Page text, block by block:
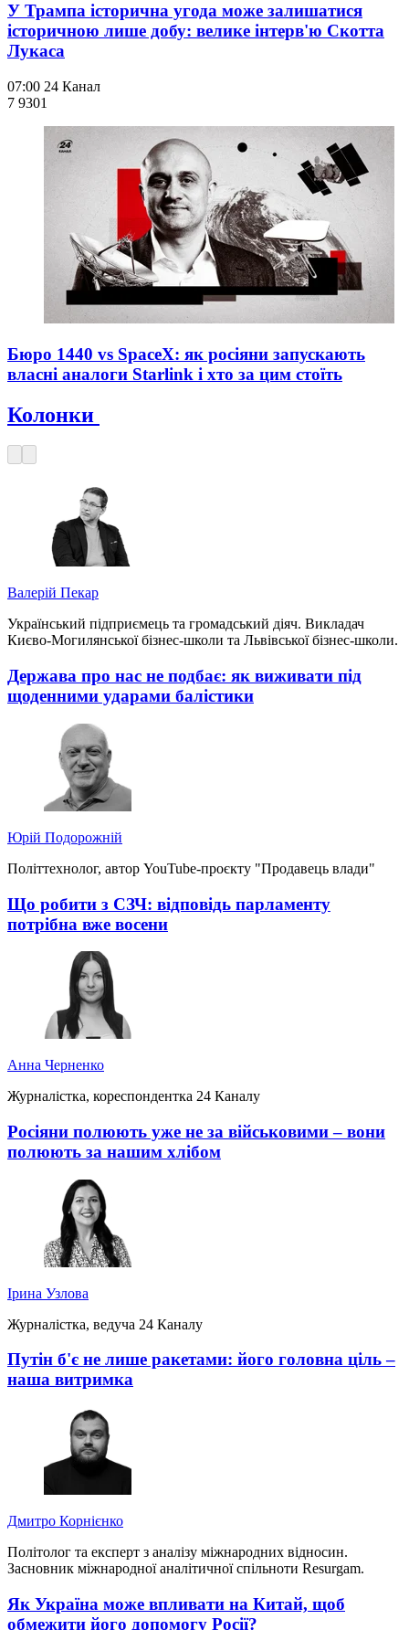
У Трампа історична угода може залишатися
історичною лише добу: велике інтерв'ю Скотта
Лукаса
07:00 24 Канал
7 9301
Бюро 1440 vs SpaceX: як росіяни запускають
власні аналоги Starlink і хто за цим стоїть
Колонки
Валерій Пекар
Український підприємець та громадський діяч. Викладач
Києво-Могилянської бізнес-школи та Львівської бізнес-школи.
Держава про нас не подбає: як виживати під
щоденними ударами балістики
Юрій Подорожній
Політтехнолог, автор YouTube-проєкту "Продавець влади"
Що робити з СЗЧ: відповідь парламенту
потрібна вже восени
Анна Черненко
Журналістка, кореспондентка 24 Каналу
Росіяни полюють уже не за військовими – вони
полюють за нашим хлібом
Ірина Узлова
Журналістка, ведуча 24 Каналу
Путін б'є не лише ракетами: його головна ціль –
наша витримка
Дмитро Корнієнко
Політолог та експерт з аналізу міжнародних відносин.
Засновник міжнародної аналітичної спільноти Resurgam.
Як Україна може впливати на Китай, щоб
обмежити його допомогу Росії?